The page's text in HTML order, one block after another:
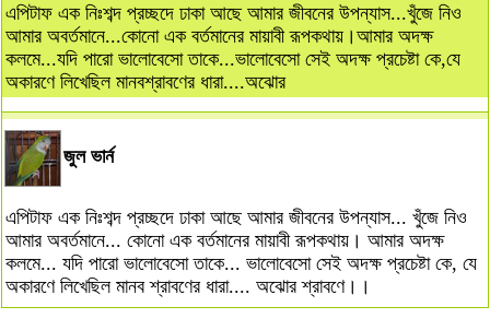
এপিটাফ এক নিঃশব্দ প্রচ্ছদে ঢাকা আছে আমার জীবনের উপন্যাস...খুঁজে নিও
আমার অবর্তমানে...কোনো এক বর্তমানের মায়াবী রূপকথায়।আমার অদক্ষ
কলমে...যদি পারো ভালোবেসো তাকে...ভালোবেসো সেই অদক্ষ প্রচেষ্টা কে,যে
অকারণে লিখেছিল মানবশ্রাবণের ধারা....অঝোর
জুল ভার্ন
এপিটাফ এক নিঃশব্দ প্রচ্ছদে ঢাকা আছে আমার জীবনের উপন্যাস... খুঁজে নিও
আমার অবর্তমানে... কোনো এক বর্তমানের মায়াবী রূপকথায়। আমার অদক্ষ
কলমে... যদি পারো ভালোবেসো তাকে... ভালোবেসো সেই অদক্ষ প্রচেষ্টা কে, যে
অকারণে লিখেছিল মানব শ্রাবণের ধারা.... অঝোর শ্রাবণে।।